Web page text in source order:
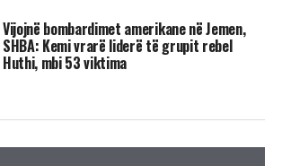
së bien dakord për postet kryesore
për pozitën e kryeshefit
Vijojnë bombardimet amerikane në Jemen,
SHBA: Kemi vrarë liderë të grupit rebel
Huthi, mbi 53 viktima